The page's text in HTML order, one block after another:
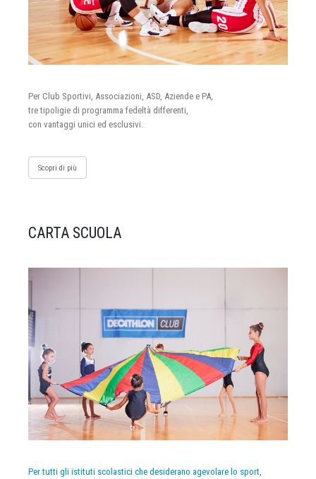
Per Club Sportivi, Associazioni, ASD, Aziende e PA,
tre tipoligie di programma fedeltà differenti,
con vantaggi unici ed esclusivi.
Scopri di più
CARTA SCUOLA
Per tutti gli istituti scolastici che desiderano agevolare lo sport,